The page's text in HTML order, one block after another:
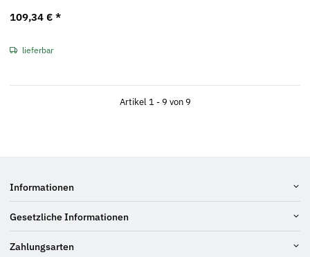
109,34 € *
lieferbar
Artikel 1 - 9 von 9
Informationen
Gesetzliche Informationen
Zahlungsarten